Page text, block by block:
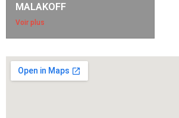
MALAKOFF
Voir plus